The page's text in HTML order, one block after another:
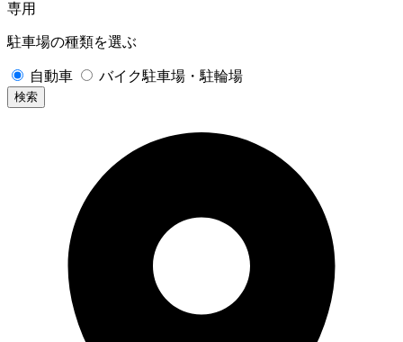
専用
駐車場の種類を選ぶ
自動車 バイク駐車場・駐輪場
検索